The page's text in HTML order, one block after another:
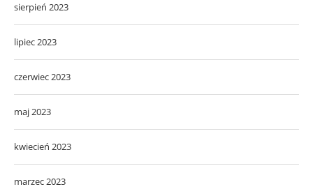
sierpień 2023
lipiec 2023
czerwiec 2023
maj 2023
kwiecień 2023
marzec 2023